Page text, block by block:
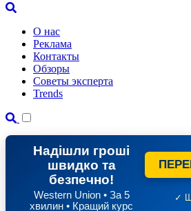
О нас
Реклама
Контакты
Обзоры
Советы эксперта
Trends
Надішли гроші
швидко та
безпечно!
Western Union • За 5
хвилин • Кращий курс
✓